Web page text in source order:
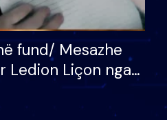
fund/ Mesazhe
Ledion Liçon nga
e tij, moderatori
Nuk meritoj…